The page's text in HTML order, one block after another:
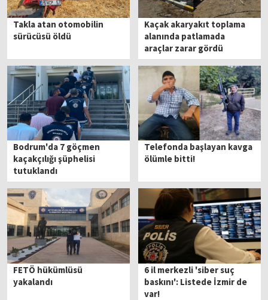
Takla atan otomobilin
sürücüsü öldü
Kaçak akaryakıt toplama
alanında patlamada
araçlar zarar gördü
Bodrum'da 7 göçmen
kaçakçılığı şüphelisi
tutuklandı
Telefonda başlayan kavga
ölümle bitti!
FETÖ hükümlüsü
yakalandı
6 il merkezli 'siber suç
baskını': Listede İzmir de
var!